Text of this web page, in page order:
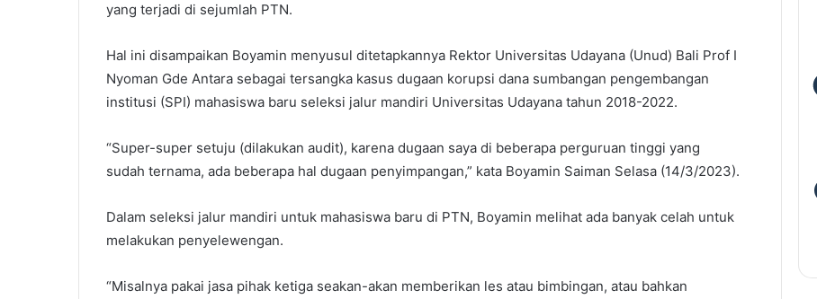
yang terjadi di sejumlah PTN.
Hal ini disampaikan Boyamin menyusul ditetapkannya Rektor Universitas Udayana (Unud) Bali Prof I
Nyoman Gde Antara sebagai tersangka kasus dugaan korupsi dana sumbangan pengembangan
institusi (SPI) mahasiswa baru seleksi jalur mandiri Universitas Udayana tahun 2018-2022.
“Super-super setuju (dilakukan audit), karena dugaan saya di beberapa perguruan tinggi yang
sudah ternama, ada beberapa hal dugaan penyimpangan,” kata Boyamin Saiman Selasa (14/3/2023).
Dalam seleksi jalur mandiri untuk mahasiswa baru di PTN, Boyamin melihat ada banyak celah untuk
melakukan penyelewengan.
“Misalnya pakai jasa pihak ketiga seakan-akan memberikan les atau bimbingan, atau bahkan